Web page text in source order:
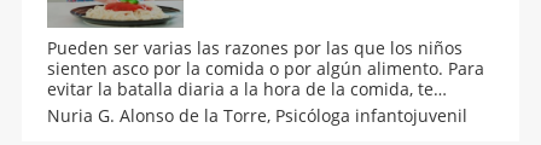
Pueden ser varias las razones por las que los niños
sienten asco por la comida o por algún alimento. Para
evitar la batalla diaria a la hora de la comida, te
contamos qué pautas puedes poner en práctica para
que lleven una dieta equilibrada. Jamás obligues a tu
Nuria G. Alonso de la Torre, Psicóloga infantojuvenil